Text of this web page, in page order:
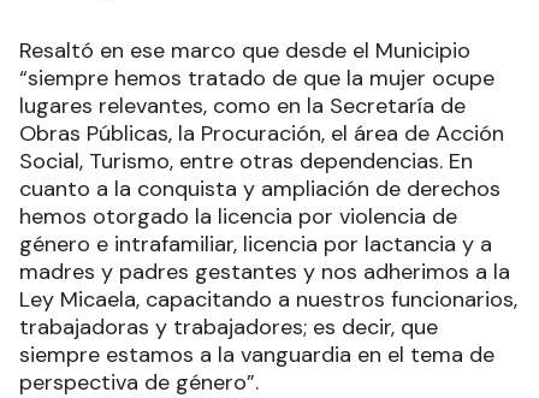
Resaltó en ese marco que desde el Municipio
“siempre hemos tratado de que la mujer ocupe
lugares relevantes, como en la Secretaría de
Obras Públicas, la Procuración, el área de Acción
Social, Turismo, entre otras dependencias. En
cuanto a la conquista y ampliación de derechos
hemos otorgado la licencia por violencia de
género e intrafamiliar, licencia por lactancia y a
madres y padres gestantes y nos adherimos a la
Ley Micaela, capacitando a nuestros funcionarios,
trabajadoras y trabajadores; es decir, que
siempre estamos a la vanguardia en el tema de
perspectiva de género”.